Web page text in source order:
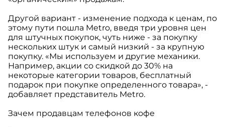
Другой вариант - изменение подхода к ценам, по
этому пути пошла Metro, введя три уровня цен
для штучных покупок, чуть ниже - за покупку
нескольких штук и самый низкий - за крупную
покупку. «Мы используем и другие механики.
Например, акции со скидкой до 30% на
некоторые категории товаров, бесплатный
подарок при покупке определенного товара», -
добавляет представитель Metro.
Зачем продавцам телефонов кофе